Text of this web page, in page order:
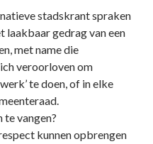
stadskrant spraken
laakbaar gedrag van een
met name die
veroorloven om
te doen, of in elke
te vangen?
kunnen opbrengen